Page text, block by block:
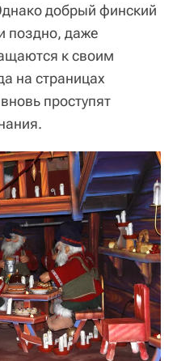
добрый финский
поздно, даже
к своим
на страницах
проступят